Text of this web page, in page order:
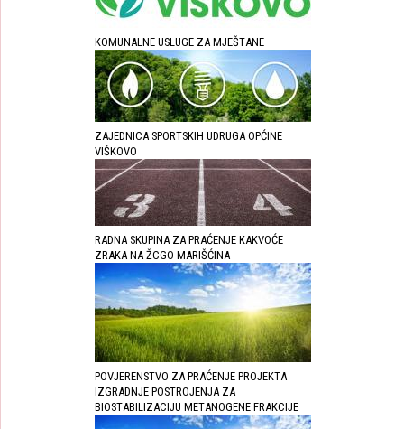
KOMUNALNE USLUGE ZA MJEŠTANE
ZAJEDNICA SPORTSKIH UDRUGA OPĆINE
VIŠKOVO
RADNA SKUPINA ZA PRAĆENJE KAKVOĆE
ZRAKA NA ŽCGO MARIŠĆINA
POVJERENSTVO ZA PRAĆENJE PROJEKTA
IZGRADNJE POSTROJENJA ZA
BIOSTABILIZACIJU METANOGENE FRAKCIJE